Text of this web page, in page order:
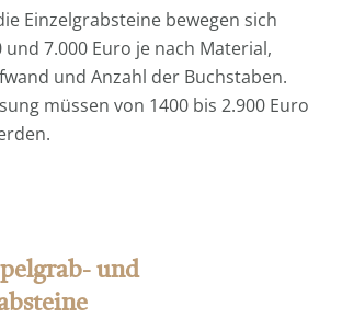
Einzelgrabsteine bewegen sich
und 7.000 Euro je nach Material,
und Anzahl der Buchstaben.
müssen von 1400 bis 2.900 Euro
und